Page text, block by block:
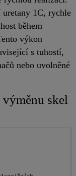
uretany 1C, rychle
během
výkon
s tuhostí,
nebo uvolněné
skel